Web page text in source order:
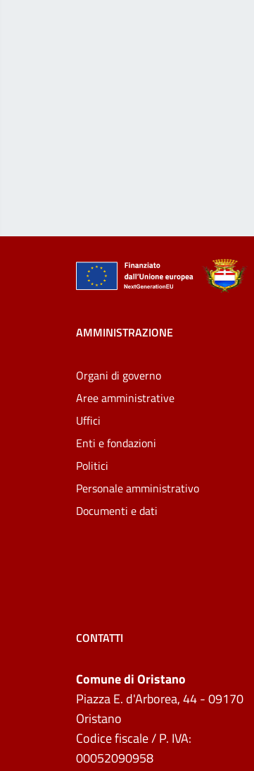
AMMINISTRAZIONE
Organi di governo
Aree amministrative
Uffici
Enti e fondazioni
Politici
Personale amministrativo
Documenti e dati
CONTATTI
Comune di Oristano
Piazza E. d'Arborea, 44 - 09170
Oristano
Codice fiscale / P. IVA:
00052090958